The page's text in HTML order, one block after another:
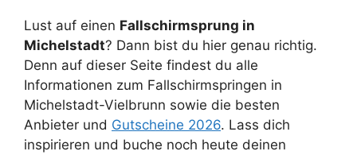
Lust auf einen Fallschirmsprung in
Michelstadt? Dann bist du hier genau richtig.
Denn auf dieser Seite findest du alle
Informationen zum Fallschirmspringen in
Michelstadt-Vielbrunn sowie die besten
Anbieter und Gutscheine 2026. Lass dich
inspirieren und buche noch heute deinen